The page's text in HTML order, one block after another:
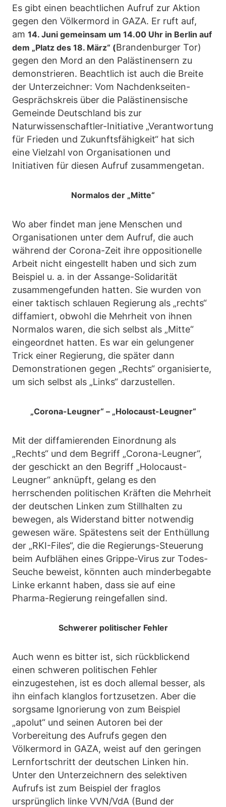
Es gibt einen beachtlichen Aufruf zur Aktion
gegen den Völkermord in GAZA. Er ruft auf,
am 14. Juni gemeinsam um 14.00 Uhr in Berlin auf
dem „Platz des 18. März“ (Brandenburger Tor)
gegen den Mord an den Palästinensern zu
demonstrieren. Beachtlich ist auch die Breite
der Unterzeichner: Vom Nachdenkseiten-
Gesprächskreis über die Palästinensische
Gemeinde Deutschland bis zur
Naturwissenschaftler-Initiative „Verantwortung
für Frieden und Zukunftsfähigkeit“ hat sich
eine Vielzahl von Organisationen und
Initiativen für diesen Aufruf zusammengetan.
Normalos der „Mitte“
Wo aber findet man jene Menschen und
Organisationen unter dem Aufruf, die auch
während der Corona-Zeit ihre oppositionelle
Arbeit nicht eingestellt haben und sich zum
Beispiel u. a. in der Assange-Solidarität
zusammengefunden hatten. Sie wurden von
einer taktisch schlauen Regierung als „rechts“
diffamiert, obwohl die Mehrheit von ihnen
Normalos waren, die sich selbst als „Mitte“
eingeordnet hatten. Es war ein gelungener
Trick einer Regierung, die später dann
Demonstrationen gegen „Rechts“ organisierte,
um sich selbst als „Links“ darzustellen.
„Corona-Leugner“ – „Holocaust-Leugner“
Mit der diffamierenden Einordnung als
„Rechts“ und dem Begriff „Corona-Leugner“,
der geschickt an den Begriff „Holocaust-
Leugner“ anknüpft, gelang es den
herrschenden politischen Kräften die Mehrheit
der deutschen Linken zum Stillhalten zu
bewegen, als Widerstand bitter notwendig
gewesen wäre. Spätestens seit der Enthüllung
der „RKI-Files“, die die Regierungs-Steuerung
beim Aufblähen eines Grippe-Virus zur Todes-
Seuche beweist, könnten auch minderbegabte
Linke erkannt haben, dass sie auf eine
Pharma-Regierung reingefallen sind.
Schwerer politischer Fehler
Auch wenn es bitter ist, sich rückblickend
einen schweren politischen Fehler
einzugestehen, ist es doch allemal besser, als
ihn einfach klanglos fortzusetzen. Aber die
sorgsame Ignorierung von zum Beispiel
„apolut“ und seinen Autoren bei der
Vorbereitung des Aufrufs gegen den
Völkermord in GAZA, weist auf den geringen
Lernfortschritt der deutschen Linken hin.
Unter den Unterzeichnern des selektiven
Aufrufs ist zum Beispiel der fraglos
ursprünglich linke VVN/VdA (Bund der